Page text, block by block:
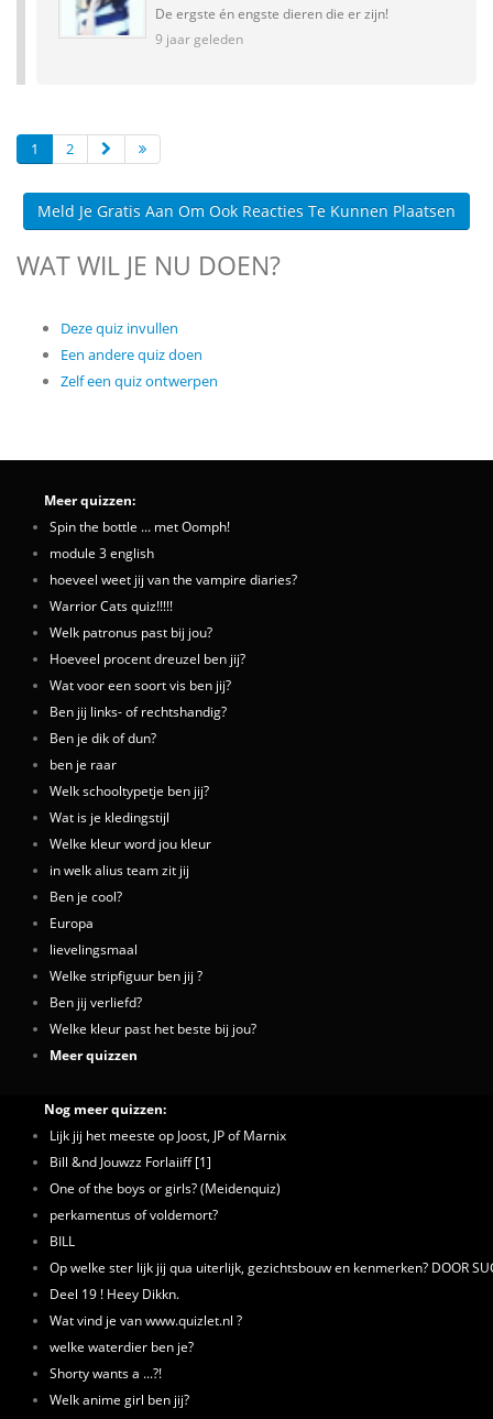
De ergste én engste dieren die er zijn!
9 jaar geleden
1 2
Meld Je Gratis Aan Om Ook Reacties Te Kunnen Plaatsen
WAT WIL JE NU DOEN?
Deze quiz invullen
Een andere quiz doen
Zelf een quiz ontwerpen
Meer quizzen:
Spin the bottle ... met Oomph!
module 3 english
hoeveel weet jij van the vampire diaries?
Warrior Cats quiz!!!!!
Welk patronus past bij jou?
Hoeveel procent dreuzel ben jij?
Wat voor een soort vis ben jij?
Ben jij links- of rechtshandig?
Ben je dik of dun?
ben je raar
Welk schooltypetje ben jij?
Wat is je kledingstijl
Welke kleur word jou kleur
in welk alius team zit jij
Ben je cool?
Europa
lievelingsmaal
Welke stripfiguur ben jij ?
Ben jij verliefd?
Welke kleur past het beste bij jou?
Meer quizzen
Nog meer quizzen:
Lijk jij het meeste op Joost, JP of Marnix
Bill &nd Jouwzz Forlaiiff [1]
One of the boys or girls? (Meidenquiz)
perkamentus of voldemort?
BILL
Op welke ster lijk jij qua uiterlijk, gezichtsbouw en kenmerken? DOOR
Deel 19 ! Heey Dikkn.
Wat vind je van www.quizlet.nl ?
welke waterdier ben je?
Shorty wants a ...?!
Welk anime girl ben jij?